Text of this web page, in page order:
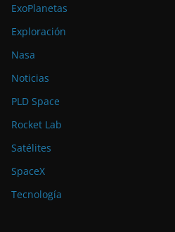
ExoPlanetas
Exploración
Nasa
Noticias
PLD Space
Rocket Lab
Satélites
SpaceX
Tecnología